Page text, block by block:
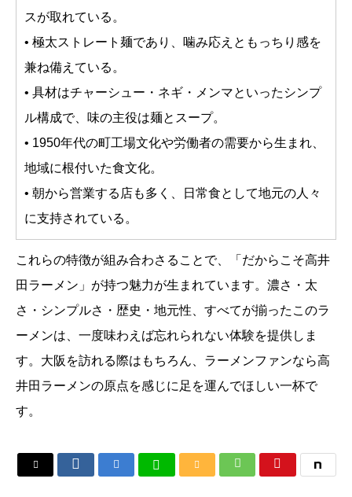
スが取れている。
• 極太ストレート麺であり、噛み応えともっちり感を
兼ね備えている。
• 具材はチャーシュー・ネギ・メンマといったシンプ
ル構成で、味の主役は麺とスープ。
• 1950年代の町工場文化や労働者の需要から生まれ、
地域に根付いた食文化。
• 朝から営業する店も多く、日常食として地元の人々
に支持されている。
これらの特徴が組み合わさることで、「だからこそ高井
田ラーメン」が持つ魅力が生まれています。濃さ・太
さ・シンプルさ・歴史・地元性、すべてが揃ったこのラ
ーメンは、一度味わえば忘れられない体験を提供しま
す。大阪を訪れる際はもちろん、ラーメンファンなら高
井田ラーメンの原点を感じに足を運んでほしい一杯で
す。
     